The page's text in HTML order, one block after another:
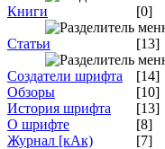
Книги [0]
Статьи [13]
Создатели шрифта
[14]
Обзоры
[10]
История шрифта
[13]
О шрифте
[8]
Журнал [кАк)
[7]